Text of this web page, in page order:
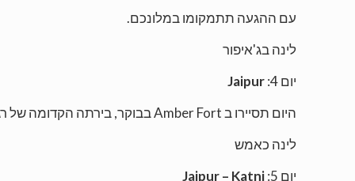
עם ההגעה תתמקומו במלונכם.
לינה בג'איפור
יום 4:
Jaipur
היום תסיירו ב Amber Fort בבוקר, בירתה הקדומה של רג'סטאן. ואחר הצהריים תסיירו בעיר הקסומה ג'איפור, אשר נצבעה בעבר בורוד, לאות כבוד לאחד המלכים שביקרו במקום.
לינה כאמש
יום 5:
Jaipur – Katni